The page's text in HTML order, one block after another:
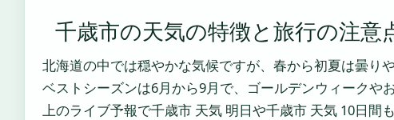
千歳市の天気の特徴と旅行の注意
北海道の中では穏やかな気候ですが、春から初夏は曇り
ベストシーズンは6月から9月で、ゴールデンウィークや
上のライブ予報で千歳市 天気 明日や千歳市 天気 10日間